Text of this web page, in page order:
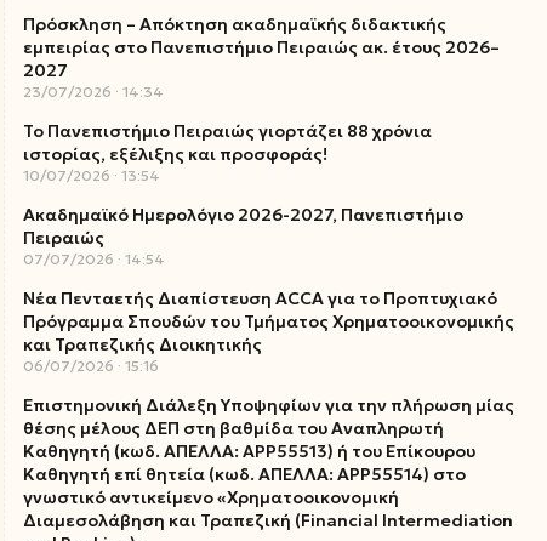
Πρόσκληση – Απόκτηση ακαδημαϊκής διδακτικής
εμπειρίας στο Πανεπιστήμιο Πειραιώς ακ. έτους 2026–
2027
23/07/2026 14:34
Το Πανεπιστήμιο Πειραιώς γιορτάζει 88 χρόνια
ιστορίας, εξέλιξης και προσφοράς!
10/07/2026 13:54
Ακαδημαϊκό Ημερολόγιο 2026-2027, Πανεπιστήμιο
Πειραιώς
07/07/2026 14:54
Νέα Πενταετής Διαπίστευση ACCA για το Προπτυχιακό
Πρόγραμμα Σπουδών του Τμήματος Χρηματοοικονομικής
και Τραπεζικής Διοικητικής
06/07/2026 15:16
Επιστημονική Διάλεξη Υποψηφίων για την πλήρωση μίας
θέσης μέλους ΔΕΠ στη βαθμίδα του Αναπληρωτή
Καθηγητή (κωδ. ΑΠΕΛΛΑ: ΑΡΡ55513) ή του Επίκουρου
Καθηγητή επί θητεία (κωδ. ΑΠΕΛΛΑ: ΑΡΡ55514) στο
γνωστικό αντικείμενο «Χρηματοοικονομική
Διαμεσολάβηση και Τραπεζική (Financial Intermediation